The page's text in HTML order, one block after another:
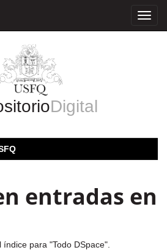
Digital
entradas en
para "Todo DSpace".